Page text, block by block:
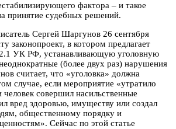
фактора – и такое
принятие судебных решений.
Сергей Шаргунов 26 сентября
законопроект, в котором предлагает
УК РФ, устанавливающую уголовную
(более двух раз) нарушения
считает, что «уголовка» должна
случае, если мероприятие «утратило
совершил насильственные
вред здоровью, имуществу или создал
общественному порядку и
Сейчас по этой статье